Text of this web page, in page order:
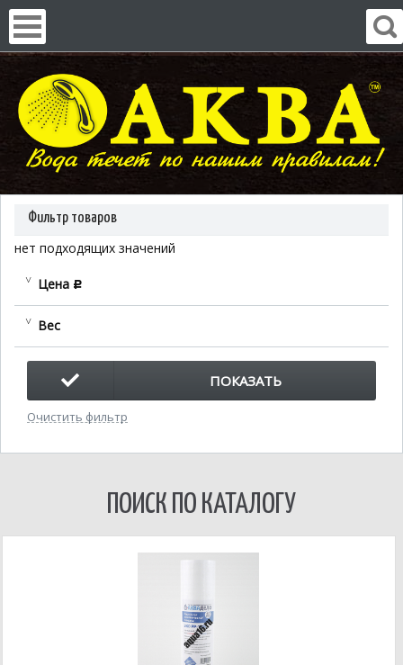
Фильтр товаров
нет подходящих значений
Цена c
Вес
ПОКАЗАТЬ
Очистить фильтр
ПОИСК ПО КАТАЛОГУ